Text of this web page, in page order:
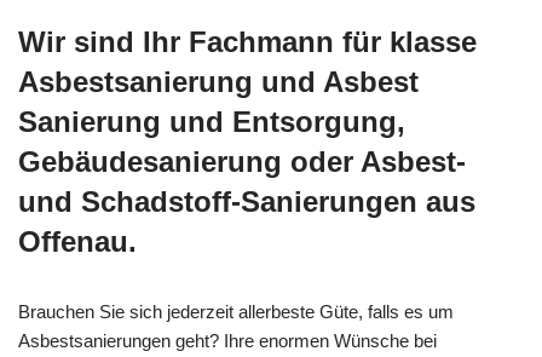
Wir sind Ihr Fachmann für klasse
Asbestsanierung und Asbest
Sanierung und Entsorgung,
Gebäudesanierung oder Asbest-
und Schadstoff-Sanierungen aus
Offenau.
Brauchen Sie sich jederzeit allerbeste Güte, falls es um
Asbestsanierungen geht? Ihre enormen Wünsche bei